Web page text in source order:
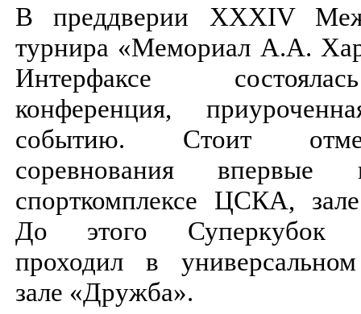
В преддверии XXXIV
турнира «Мемориал А.А.
Интерфаксе
конференция,
событию. Стоит
соревнования
спорткомплексе ЦСКА,
До этого Суперкубок
проходил в
зале «Дружба».